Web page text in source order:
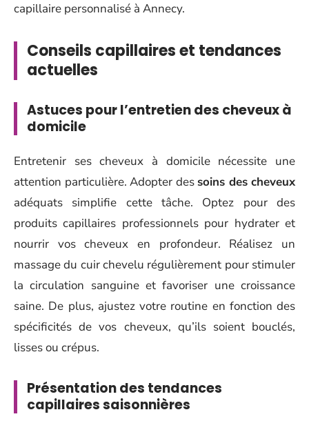
capillaire personnalisé à Annecy.
Conseils capillaires et tendances
actuelles
Astuces pour l’entretien des cheveux à
domicile
Entretenir ses cheveux à domicile nécessite une
attention particulière. Adopter des soins des cheveux
adéquats simplifie cette tâche. Optez pour des
produits capillaires professionnels pour hydrater et
nourrir vos cheveux en profondeur. Réalisez un
massage du cuir chevelu régulièrement pour stimuler
la circulation sanguine et favoriser une croissance
saine. De plus, ajustez votre routine en fonction des
spécificités de vos cheveux, qu’ils soient bouclés,
lisses ou crépus.
Présentation des tendances
capillaires saisonnières